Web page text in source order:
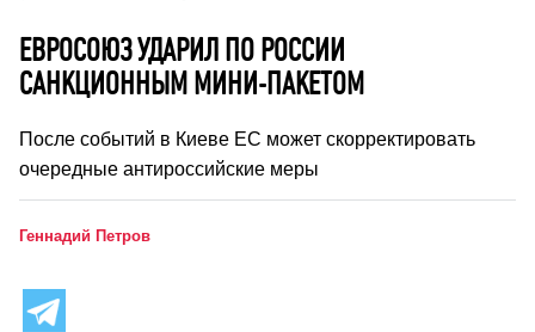
ЕВРОСОЮЗ УДАРИЛ ПО РОССИИ
САНКЦИОННЫМ МИНИ-ПАКЕТОМ
После событий в Киеве ЕС может скорректировать
очередные антироссийские меры
Геннадий Петров